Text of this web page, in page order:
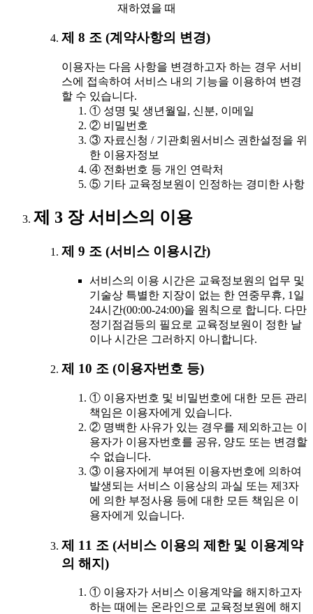
재하였을 때
제 8 조 (계약사항의 변경)
이용자는 다음 사항을 변경하고자 하는 경우 서비
스에 접속하여 서비스 내의 기능을 이용하여 변경
할 수 있습니다.
① 성명 및 생년월일, 신분, 이메일
② 비밀번호
③ 자료신청 / 기관회원서비스 권한설정을 위
한 이용자정보
④ 전화번호 등 개인 연락처
⑤ 기타 교육정보원이 인정하는 경미한 사항
제 3 장 서비스의 이용
제 9 조 (서비스 이용시간)
서비스의 이용 시간은 교육정보원의 업무 및
기술상 특별한 지장이 없는 한 연중무휴, 1일
24시간(00:00-24:00)을 원칙으로 합니다. 다만
정기점검등의 필요로 교육정보원이 정한 날
이나 시간은 그러하지 아니합니다.
제 10 조 (이용자번호 등)
① 이용자번호 및 비밀번호에 대한 모든 관리
책임은 이용자에게 있습니다.
② 명백한 사유가 있는 경우를 제외하고는 이
용자가 이용자번호를 공유, 양도 또는 변경할
수 없습니다.
③ 이용자에게 부여된 이용자번호에 의하여
발생되는 서비스 이용상의 과실 또는 제3자
에 의한 부정사용 등에 대한 모든 책임은 이
용자에게 있습니다.
제 11 조 (서비스 이용의 제한 및 이용계약
의 해지)
① 이용자가 서비스 이용계약을 해지하고자
하는 때에는 온라인으로 교육정보원에 해지